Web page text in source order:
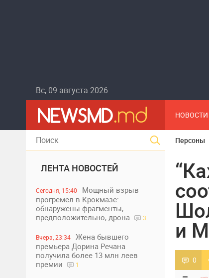
Вс, 09 августа 2026
НОВОСТИ
ЛЕНТА НОВОСТЕЙ
Сегодня, 15:40
Мощный взрыв
прогремел в Крокмазе:
обнаружены фрагменты,
предположительно, дрона
3
Вчера, 23:34
Жена бывшего
премьера Дорина Речана
получила более 13 млн леев
премии
1
Персоны
и
0